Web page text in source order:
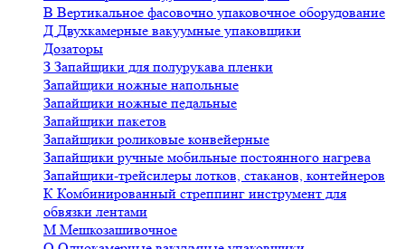
В Вертикальное фасовочно упаковочное оборудование
Д Двухкамерные вакуумные упаковщики
Дозаторы
З Запайщики для полурукава пленки
Запайщики ножные напольные
Запайщики ножные педальные
Запайщики пакетов
Запайщики роликовые конвейерные
Запайщики ручные мобильные постоянного нагрева
Запайщики-трейсилеры лотков, стаканов, контейнеров
К Комбинированный стреппинг инструмент для
обвязки лентами
М Мешкозашивочное